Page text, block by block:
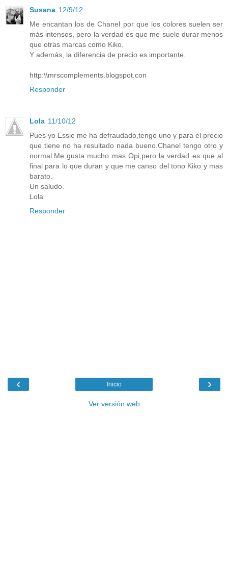
Susana 12/9/12
Me encantan los de Chanel por que los colores suelen ser
más intensos, pero la verdad es que me suele durar menos
que otras marcas como Kiko.
Y además, la diferencia de precio es importante.
http:\\mrscomplements.blogspot.con
Responder
Lola 11/10/12
Pues yo Essie me ha defraudado,tengo uno y para el precio
que tiene no ha resultado nada bueno.Chanel tengo otro y
normal.Me gusta mucho mas Opi,pero la verdad es que al
final para lo que duran y que me canso del tono Kiko y mas
barato.
Un saludo.
Lola
Responder
‹ ›
Inicio
Ver versión web